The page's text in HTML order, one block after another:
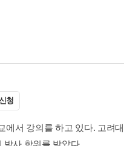
청
에서 강의를 하고 있다. 고려
사 학위를 받았다.